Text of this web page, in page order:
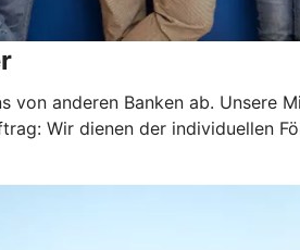
von anderen Banken ab. Unsere
Wir dienen der individuellen